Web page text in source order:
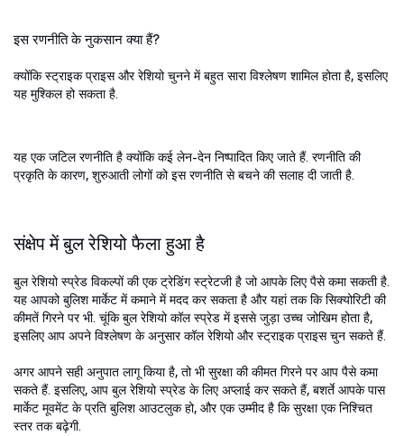
इस रणनीति के नुकसान क्या हैं?
क्योंकि स्ट्राइक प्राइस और रेशियो चुनने में बहुत सारा विश्लेषण शामिल होता है, इसलिए
यह मुश्किल हो सकता है.
यह एक जटिल रणनीति है क्योंकि कई लेन-देन निष्पादित किए जाते हैं. रणनीति की
प्रकृति के कारण, शुरुआती लोगों को इस रणनीति से बचने की सलाह दी जाती है.
संक्षेप में बुल रेशियो फैला हुआ है
बुल रेशियो स्प्रेड विकल्पों की एक ट्रेडिंग स्ट्रेटजी है जो आपके लिए पैसे कमा सकती है.
यह आपको बुलिश मार्केट में कमाने में मदद कर सकता है और यहां तक कि सिक्योरिटी की
कीमतें गिरने पर भी. चूंकि बुल रेशियो कॉल स्प्रेड में इससे जुड़ा उच्च जोखिम होता है,
इसलिए आप अपने विश्लेषण के अनुसार कॉल रेशियो और स्ट्राइक प्राइस चुन सकते हैं.
अगर आपने सही अनुपात लागू किया है, तो भी सुरक्षा की कीमत गिरने पर आप पैसे कमा
सकते हैं. इसलिए, आप बुल रेशियो स्प्रेड के लिए अप्लाई कर सकते हैं, बशर्ते आपके पास
मार्केट मूवमेंट के प्रति बुलिश आउटलुक हो, और एक उम्मीद है कि सुरक्षा एक निश्चित
स्तर तक बढ़ेगी.